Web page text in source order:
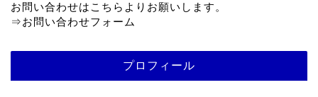
お問い合わせはこちらよりお願いします。
⇒お問い合わせフォーム
プロフィール